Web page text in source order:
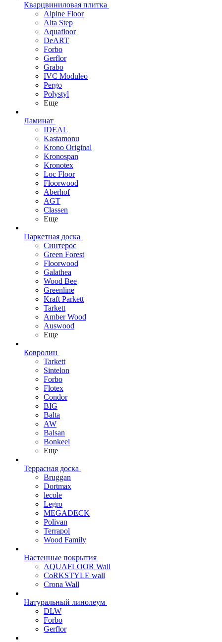
Кварцвиниловая плитка
Alpine Floor
Alta Step
Aquafloor
DeART
Forbo
Gerflor
Grabo
IVC Moduleo
Pergo
Polystyl
Еще
Ламинат
IDEAL
Kastamonu
Krono Original
Kronospan
Kronotex
Loc Floor
Floorwood
Aberhof
AGT
Classen
Еще
Паркетная доска
Синтерос
Green Forest
Floorwood
Galathea
Wood Bee
Greenline
Kraft Parkett
Tarkett
Amber Wood
Auswood
Еще
Ковролин
Tarkett
Sintelon
Forbo
Flotex
Condor
BIG
Balta
AW
Balsan
Bonkeel
Еще
Террасная доска
Bruggan
Dortmax
lecole
Legro
MEGADECK
Polivan
Terrapol
Wood Family
Настенные покрытия
AQUAFLOOR Wall
CoRKSTYLE wall
Crona Wall
Натуральный линолеум
DLW
Forbo
Gerflor